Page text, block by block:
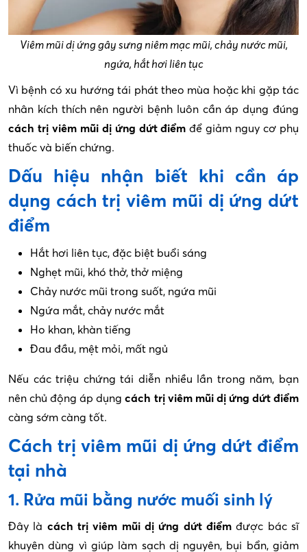
Viêm mũi dị ứng gây sưng niêm mạc mũi, chảy nước mũi,
ngứa, hắt hơi liên tục
Vì bệnh có xu hướng tái phát theo mùa hoặc khi gặp tác
nhân kích thích nên người bệnh luôn cần áp dụng đúng
cách trị viêm mũi dị ứng dứt điểm để giảm nguy cơ phụ
thuốc và biến chứng.
Dấu hiệu nhận biết khi cần áp
dụng cách trị viêm mũi dị ứng dứt
điểm
Hắt hơi liên tục, đặc biệt buổi sáng
Nghẹt mũi, khó thở, thở miệng
Chảy nước mũi trong suốt, ngứa mũi
Ngứa mắt, chảy nước mắt
Ho khan, khàn tiếng
Đau đầu, mệt mỏi, mất ngủ
Nếu các triệu chứng tái diễn nhiều lần trong năm, bạn
nên chủ động áp dụngcách trị viêm mũi dị ứng dứt điểm
càng sớm càng tốt.
Cách trị viêm mũi dị ứng dứt điểm
tại nhà
1. Rửa mũi bằng nước muối sinh lý
Đây là cách trị viêm mũi dị ứng dứt điểm được bác sĩ
khuyên dùng vì giúp làm sạch dị nguyên, bụi bẩn, giảm